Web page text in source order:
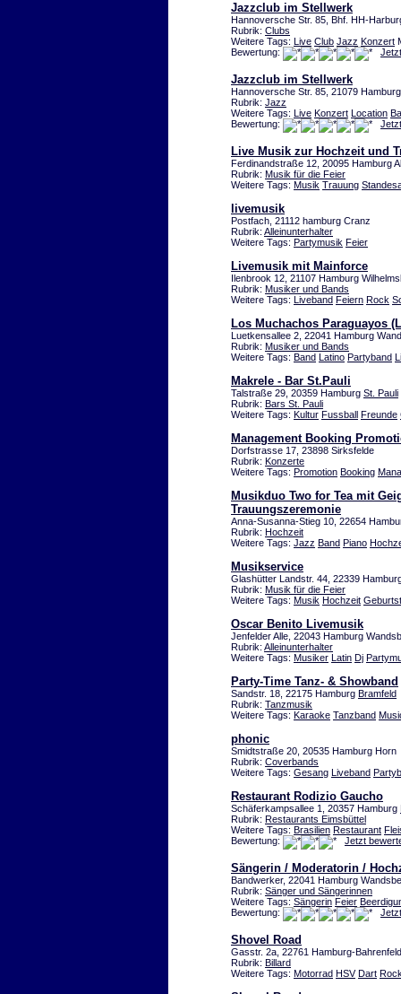
Jazzclub im Stellwerk
Hannoversche Str. 85, Bhf. HH-
Rubrik: Clubs
Weitere Tags: Live Club Jazz Konzert
Bewertung:
Jazzclub im Stellwerk
Hannoversche Str. 85, 21079
Rubrik: Jazz
Weitere Tags: Live Konzert Location
Bewertung:
Live Musik zur Hochzeit und
Ferdinandstraße 12, 20095 Hamburg
Rubrik: Musik für die Feier
Weitere Tags: Musik Trauung
livemusik
Postfach, 21112 hamburg Cranz
Rubrik: Alleinunterhalter
Weitere Tags: Partymusik Feier
Livemusik mit Mainforce
Ilenbrook 12, 21107 Hamburg
Rubrik: Musiker und Bands
Weitere Tags: Liveband Feiern Rock
Los Muchachos Paraguayos
Luetkensallee 2, 22041 Hamburg
Rubrik: Musiker und Bands
Weitere Tags: Band Latino Partyband
Makrele - Bar St.Pauli
Talstraße 29, 20359 Hamburg St. Pauli
Rubrik: Bars St. Pauli
Weitere Tags: Kultur Fussball Freunde
Management Booking
Dorfstrasse 17, 23898 Sirksfelde
Rubrik: Konzerte
Weitere Tags: Promotion Booking
Musikduo Two for Tea mit
Trauungszeremonie
Anna-Susanna-Stieg 10, 22654
Rubrik: Hochzeit
Weitere Tags: Jazz Band Piano
Musikservice
Glashütter Landstr. 44, 22339
Rubrik: Musik für die Feier
Weitere Tags: Musik Hochzeit
Oscar Benito Livemusik
Jenfelder Alle, 22043 Hamburg
Rubrik: Alleinunterhalter
Weitere Tags: Musiker Latin Dj
Party-Time Tanz- & Showband
Sandstr. 18, 22175 Hamburg Bramfeld
Rubrik: Tanzmusik
Weitere Tags: Karaoke Tanzband
phonic
Smidtstraße 20, 20535 Hamburg Horn
Rubrik: Coverbands
Weitere Tags: Gesang Liveband
Restaurant Rodizio Gaucho
Schäferkampsallee 1, 20357 Hamburg
Rubrik: Restaurants Eimsbüttel
Weitere Tags: Brasilien Restaurant
Bewertung:
Jetzt
Sängerin / Moderatorin /
Bandwerker, 22041 Hamburg
Rubrik: Sänger und Sängerinnen
Weitere Tags: Sängerin Feier
Bewertung:
Shovel Road
Gasstr. 2a, 22761 Hamburg-
Rubrik: Billard
Weitere Tags: Motorrad HSV Dart